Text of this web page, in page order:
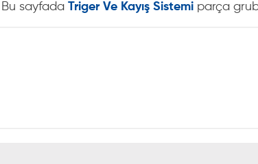
Bu sayfada Triger Ve Kayış Sistemi parça